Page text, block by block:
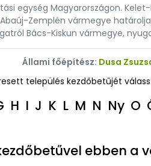
egység Magyarországon.
Zemplén vármegye
Bács-Kiskun vármegye,
Állami főépítész: Dusa
település kezdőbetűjét
H I J K L M N Ny O
ebben a